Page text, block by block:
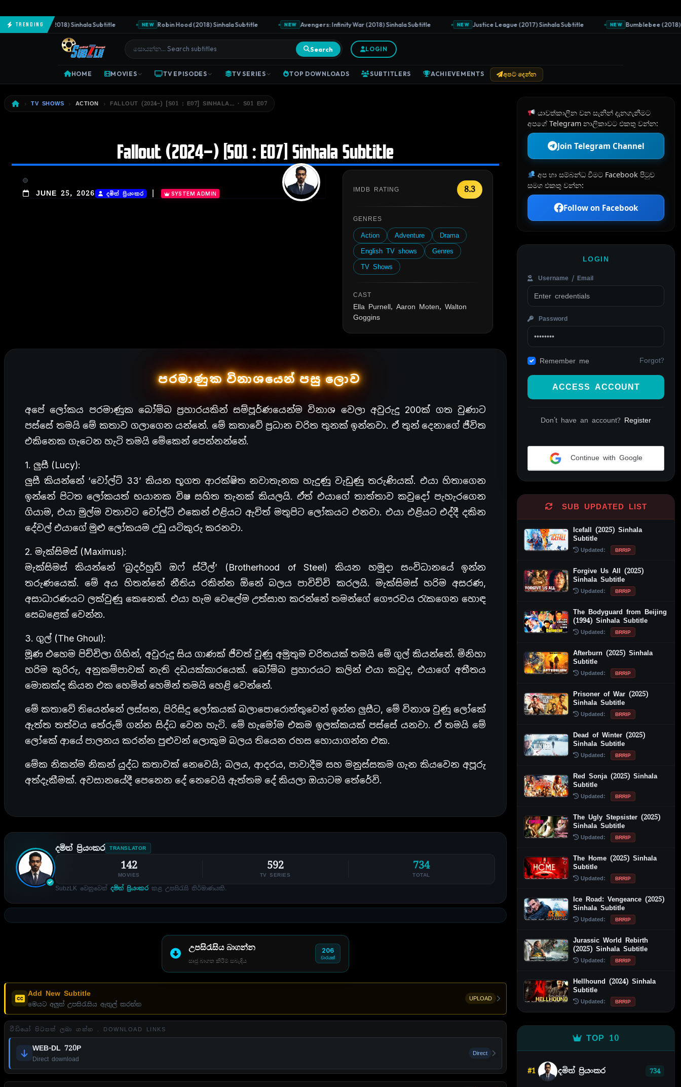
Trending
Predator (2018) Sinhala Subtitle NEW Robin Hood (2018) Sinhala Subtitle NEW Avengers: Infinity War (2018) Sinhala Subtitle NEW Justice League (2017) Sinhala Subtitle NEW Bumblebee (2018)
Search LOGIN
HOME MOVIES TV EPISODES TV SERIES TOP DOWNLOADS SUBTITLERS ACHIEVEMENTS අපට දෙන්න
TV SHOWS ACTION FALLOUT (2024–) [S01 : E07] SINHALA… · S01 E07
Fallout (2024–) [S01 : E07] Sinhala Subtitle
JUNE 25, 2026 දමිත් ප්‍රියංකර SYSTEM ADMIN
IMDB RATING 8.3
GENRES
Action Adventure
Drama
English TV shows
Genres
TV Shows
CAST
Ella Purnell, Aaron Moten, Walton
Goggins
පරමාණුක විනාශයෙන් පසු ලොව
අපේ ලෝකය පරමාණුක බෝම්බ ප්‍රහාරයකින් සම්පූර්ණයෙන්ම විනාශ වෙලා අවුරුදු 200ක් ගත වුණාට
පස්සේ තමයි මේ කතාව ගලාගෙන යන්නේ. මේ කතාවේ ප්‍රධාන චරිත තුනක් ඉන්නවා. ඒ තුන් දෙනාගේ ජීවිත
එකිනෙක ගැටෙන හැටි තමයි මේකෙන් පෙන්නන්නේ.
1. ලුසී (Lucy):
ලුසී කියන්නේ ‘වෝල්ට් 33’ කියන භූගත ආරක්ෂිත නවාතැනක හැදුණු වැඩුණු තරුණියක්. එයා හිතාගෙන
ඉන්නේ පිටත ලෝකයත් භයානක විෂ සහිත තැනක් කියලයි. ඒත් එයාගේ තාත්තාව කවුදෝ පැහැරගෙන
ගියාම, එයා මුල්ම වතාවට වෝල්ට් එකෙන් එළියට ඇවිත් මතුපිට ලෝකයට එනවා. එයා එළියට එද්දී දකින
දේවල් එයාගේ මුළු ලෝකයම උඩු යටිකුරු කරනවා.
2. මැක්සිමස් (Maximus):
මැක්සිමස් කියන්නේ ‘බ්‍රදර්හුඩ් ඔෆ් ස්ටීල්’ (Brotherhood of Steel) කියන හමුදා සංවිධානයේ ඉන්න
තරුණයෙක්. මේ අය හිතන්නේ නීතිය රකින්න ඕනේ බලය පාවිච්චි කරලයි. මැක්සිමස් හරිම අසරණ,
අසාධාරණයට ලක්වුණු කෙනෙක්. එයා හැම වෙලේම උත්සාහ කරන්නේ තමන්ගේ ගෞරවය රැකගෙන හොඳ
සෙබළෙක් වෙන්න.
3. ගුල් (The Ghoul):
මූණ එහෙම පිච්චිලා ගිහින්, අවුරුදු සිය ගාණක් ජීවත් වුණු අමුතුම චරිතයක් තමයි මේ ගුල් කියන්නේ. මිනිහා
හරිම කුරිරු, අනුකම්පාවක් නැති දඩයක්කාරයෙක්. බෝම්බ ප්‍රහාරයට කලින් එයා කවුද, එයාගේ අතීතය
මොකක්ද කියන එක හෙමින් හෙමින් තමයි හෙළි වෙන්නේ.
මේ කතාවේ තියෙන්නේ ලස්සන, පිරිසිදු ලෝකයක් බලාපොරොත්තුවෙන් ඉන්න ලුසීට, මේ විනාශ වුණු ලෝකේ
ඇත්ත තත්වය තේරුම් ගන්න සිද්ධ වෙන හැටි. මේ හැමෝම එකම ඉලක්කයක් පස්සේ යනවා. ඒ තමයි මේ
ලෝකේ ආයේ පාලනය කරන්න පුළුවන් ලොකුම බලය තියෙන රහස හොයාගන්න එක.
මේක නිකන්ම නිකන් යුද්ධ කතාවක් නෙවෙයි; බලය, ආදරය, පාවාදීම සහ මනුස්සකම ගැන කියවෙන අපූරු
අත්දැකීමක්. අවසානයේදී පෙනෙන දේ නෙවෙයි ඇත්තම දේ කියලා ඔයාටම තේරේවි.
දමිත් ප්‍රියංකර TRANSLATOR
142
MOVIES
592
TV SERIES
734
TOTAL
SubzLK වෙනුවෙන් දමිත් ප්‍රියංකර කළ උපසිරැසි නිර්මාණයකි.
උපසිරැසිය බාගන්න
සෘජු බාගත කිරීම් සබැඳිය
206
වාරයක්
Add New Subtitle
මෙයට අලුත් උපසිරැසිය ඇතුල් කරන්න
UPLOAD
වීඩියෝ පිටපත් ලබා ගන්න . DOWNLOAD LINKS
WEB-DL 720P
Direct download
Direct
යාවත්කාලීන වන සැනින් දැනගැනීමට
අපගේ Telegram නාලිකාවට එකතු වන්න:
Join Telegram Channel
අප හා සම්බන්ධ වීමට Facebook පිටුව
සමග එකතු වන්න:
Follow on Facebook
LOGIN
Username / Email
Password
Remember me Forgot?
ACCESS ACCOUNT
Don't have an account? Register
Continue with Google
SUB UPDATED LIST
Icefall (2025) Sinhala
Subtitle
Updated: BRRIP
Forgive Us All (2025)
Sinhala Subtitle
Updated: BRRIP
The Bodyguard from Beijing
(1994) Sinhala Subtitle
Updated: BRRIP
Afterburn (2025) Sinhala
Subtitle
Updated: BRRIP
Prisoner of War (2025)
Sinhala Subtitle
Updated: BRRIP
Dead of Winter (2025)
Sinhala Subtitle
Updated: BRRIP
Red Sonja (2025) Sinhala
Subtitle
Updated: BRRIP
The Ugly Stepsister (2025)
Sinhala Subtitle
Updated: BRRIP
The Home (2025) Sinhala
Subtitle
Updated: BRRIP
Ice Road: Vengeance (2025)
Sinhala Subtitle
Updated: BRRIP
Jurassic World Rebirth
(2025) Sinhala Subtitle
Updated: BRRIP
Hellhound (2024) Sinhala
Subtitle
Updated: BRRIP
TOP 10
#1 දමිත් ප්‍රියංකර 734